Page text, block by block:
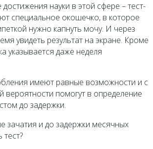
науки в этой сфере – тест-
специальное окошечко, в которое
нужно капнуть мочу. И через
увидеть результат на экране. Кроме
указывается даже неделя
имеют равные возможности и с
вероятности помогут в определение
до задержки.
зачатия и до задержки месячных